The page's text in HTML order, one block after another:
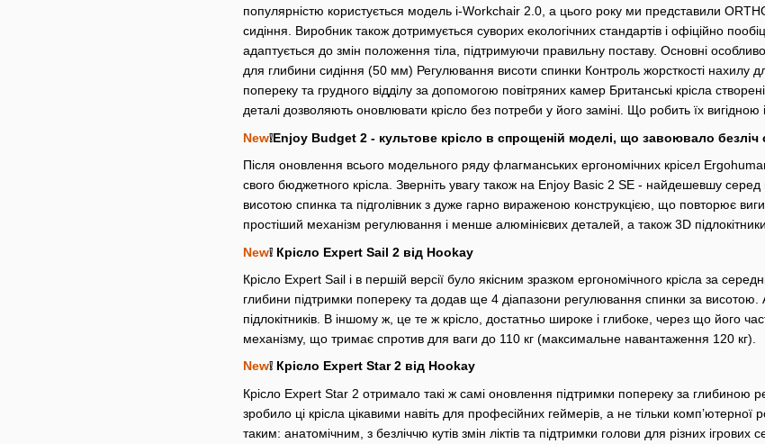
популярністю користується модель i-Workchair 2.0, а цього року ми представили
сидіння. Виробник також дотримується суворих екологічних стандартів і офіційно
адаптується до змін положення тіла, підтримуючи правильну поставу. Основні
для глибини сидіння (50 мм) Регулювання висоти спинки Контроль жорсткості нахилу
попереку та грудного відділу за допомогою повітряних камер Британські крісла
деталі дозволяють оновлювати крісло без потреби у його заміні. Що робить їх вигідною
New❕Enjoy Budget 2 - культове крісло в спрощеній моделі, що завоювало безліч
Після оновлення всього модельного ряду флагманських ергономічних крісел
свого бюджетного крісла. Зверніть увагу також на Enjoy Basic 2 SE - найдешевшу
висотою спинка та підголівник з дуже гарно вираженою конструкцією, що повторює
простіший механізм регулювання і менше алюмінієвих деталей, а також 3D підлокітники
New❕ Крісло Expert Sail 2 від Hookay
Крісло Expert Sail і в першій версії було якісним зразком ергономічного крісла за
глибини підтримки попереку та додав ще 4 діапазони регулювання спинки за
підлокітників. В іншому ж, це те ж крісло, достатньо широке і глибоке, через що його
механізму, що тримає спротив для ваги до 110 кг (максимальне навантаження 120 кг).
New❕ Крісло Expert Star 2 від Hookay
Крісло Expert Star 2 отримало такі ж самі оновлення підтримки попереку за глибиною
зробило ці крісла цікавими навіть для професійних геймерів, а не тільки
таким: анатомічним, з безліччю кутів змін ліктів та підтримки голови для різних